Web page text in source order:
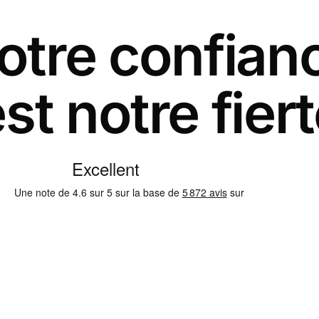
notre